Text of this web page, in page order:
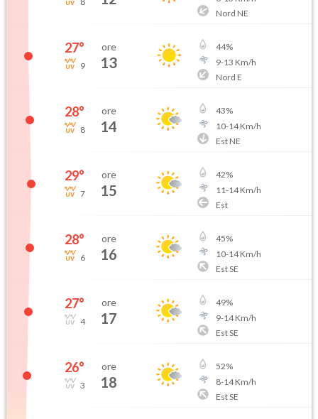
Nord NE
27°
9
ore
13
44%
9-13 Km/h
Nord E
28°
8
ore
14
43%
10-14Km/h
Est NE
29°
7
ore
15
42%
11-14Km/h
Est
28°
6
ore
16
45%
10-14Km/h
Est SE
27°
4
ore
17
49%
9-14Km/h
Est SE
26°
3
ore
18
52%
8-14Km/h
Est SE